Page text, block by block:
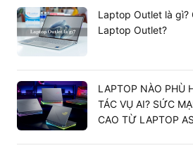
Laptop Outlet là gì?
Laptop Outlet?
LAPTOP NÀO PHÙ
TÁC VỤ AI? SỨC
CAO TỪ LAPTOP